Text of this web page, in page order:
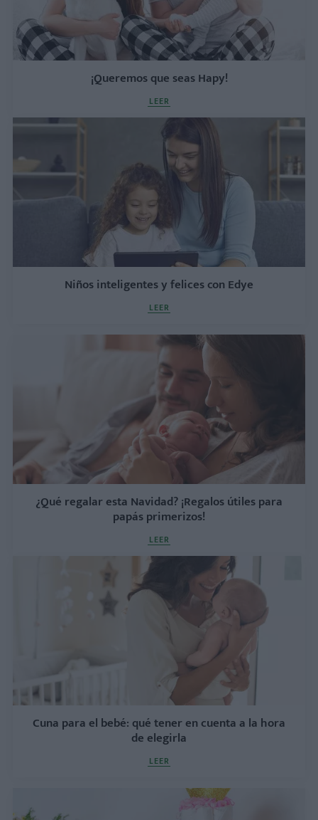
¡Queremos que seas Hapy!
LEER
Niños inteligentes y felices con Edye
LEER
¿Qué regalar esta Navidad? ¡Regalos útiles para
papás primerizos!
LEER
Cuna para el bebé: qué tener en cuenta a la hora
de elegirla
LEER